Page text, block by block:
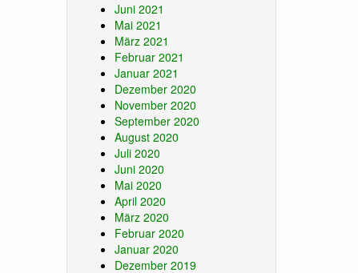
Juni 2021
Mai 2021
März 2021
Februar 2021
Januar 2021
Dezember 2020
November 2020
September 2020
August 2020
Juli 2020
Juni 2020
Mai 2020
April 2020
März 2020
Februar 2020
Januar 2020
Dezember 2019